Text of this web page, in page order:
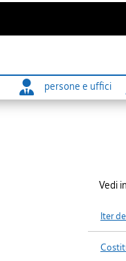
persone e uffici
Vedi
Iter